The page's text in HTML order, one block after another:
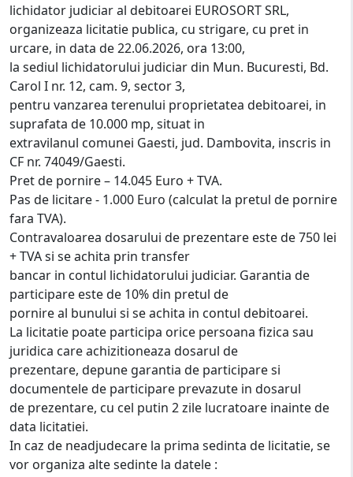
lichidator judiciar al debitoarei EUROSORT SRL,
organizeaza licitatie publica, cu strigare, cu pret in
urcare, in data de 22.06.2026, ora 13:00,
la sediul lichidatorului judiciar din Mun. Bucuresti, Bd.
Carol I nr. 12, cam. 9, sector 3,
pentru vanzarea terenului proprietatea debitoarei, in
suprafata de 10.000 mp, situat in
extravilanul comunei Gaesti, jud. Dambovita, inscris in
CF nr. 74049/Gaesti.
Pret de pornire – 14.045 Euro + TVA.
Pas de licitare - 1.000 Euro (calculat la pretul de pornire
fara TVA).
Contravaloarea dosarului de prezentare este de 750 lei
+ TVA si se achita prin transfer
bancar in contul lichidatorului judiciar. Garantia de
participare este de 10% din pretul de
pornire al bunului si se achita in contul debitoarei.
La licitatie poate participa orice persoana fizica sau
juridica care achizitioneaza dosarul de
prezentare, depune garantia de participare si
documentele de participare prevazute in dosarul
de prezentare, cu cel putin 2 zile lucratoare inainte de
data licitatiei.
In caz de neadjudecare la prima sedinta de licitatie, se
vor organiza alte sedinte la datele :